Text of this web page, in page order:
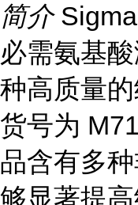
简介
必需氨基
种高质量
货号为
品含有多
够显著提